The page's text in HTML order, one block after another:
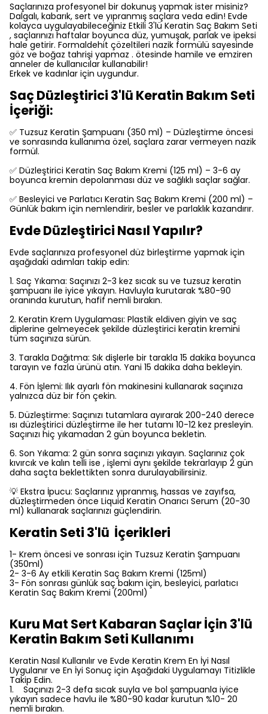
Saçlarınıza profesyonel bir dokunuş yapmak ister misiniz?
Dalgalı, kabarık, sert ve yıpranmış saçlara veda edin! Evde
kolayca uygulayabileceğiniz Etkili 3'lü Keratin Saç Bakım Seti
, saçlarınızı haftalar boyunca düz, yumuşak, parlak ve ipeksi
hale getirir. Formaldehit çözeltileri nazik formülü sayesinde
göz ve boğaz tahrişi yapmaz . ötesinde hamile ve emziren
anneler de kullanıcılar kullanabilir!
Erkek ve kadınlar için uygundur.
Saç Düzleştirici 3'lü Keratin Bakım Seti
İçeriği:
✅ Tuzsuz Keratin Şampuanı (350 ml) – Düzleştirme öncesi
ve sonrasında kullanıma özel, saçlara zarar vermeyen nazik
formül.
✅ Düzleştirici Keratin Saç Bakım Kremi (125 ml) – 3-6 ay
boyunca kremin depolanması düz ve sağlıklı saçlar sağlar.
✅ Besleyici ve Parlatıcı Keratin Saç Bakım Kremi (200 ml) –
Günlük bakım için nemlendirir, besler ve parlaklık kazandırır.
Evde Düzleştirici Nasıl Yapılır?
Evde saçlarınıza profesyonel düz birleştirme yapmak için
aşağıdaki adımları takip edin:
1. Saç Yıkama: Saçınızı 2-3 kez sıcak su ve tuzsuz keratin
şampuanı ile iyice yıkayın. Havluyla kurutarak %80-90
oranında kurutun, hafif nemli bırakın.
2. Keratin Krem Uygulaması: Plastik eldiven giyin ve saç
diplerine gelmeyecek şekilde düzleştirici keratin kremini
tüm saçınıza sürün.
3. Tarakla Dağıtma: Sık dişlerle bir tarakla 15 dakika boyunca
tarayın ve fazla ürünü atın. Yani 15 dakika daha bekleyin.
4. Fön İşlemi: Ilık ayarlı fön makinesini kullanarak saçınıza
yalnızca düz bir fön çekin.
5. Düzleştirme: Saçınızı tutamlara ayırarak 200-240 derece
ısı düzleştirici düzleştirme ile her tutamı 10-12 kez presleyin.
Saçınızı hiç yıkamadan 2 gün boyunca bekletin.
6. Son Yıkama: 2 gün sonra saçınızı yıkayın. Saçlarınız çok
kıvırcık ve kalın telli ise , işlemi aynı şekilde tekrarlayıp 2 gün
daha saçta beklettikten sonra durulayabilirsiniz.
💡 Ekstra İpucu: Saçlarınız yıpranmış, hassas ve zayıfsa,
düzleştirmeden önce Liquid Keratin Onarıcı Serum (20-30
ml) kullanarak saçlarınızı güçlendirin.
Keratin Seti 3'lü İçerikleri
1- Krem öncesi ve sonrası için Tuzsuz Keratin Şampuanı
(350ml)
2- 3-6 Ay etkili Keratin Saç Bakım Kremi (125ml)
3- Fön sonrası günlük saç bakım için, besleyici, parlatıcı
Keratin Saç Bakım Kremi (200ml)
Kuru Mat Sert Kabaran Saçlar İçin 3'lü
Keratin Bakım Seti Kullanımı
Keratin Nasıl Kullanılır ve Evde Keratin Krem En İyi Nasıl
Uygulanır ve En İyi Sonuç için Aşağıdaki Uygulamayı Titizlikle
Takip Edin.
1. Saçınızı 2-3 defa sıcak suyla ve bol şampuanla iyice
yıkayın sadece havlu ile %80-90 kadar kurutun %10- 20
nemli bırakın.